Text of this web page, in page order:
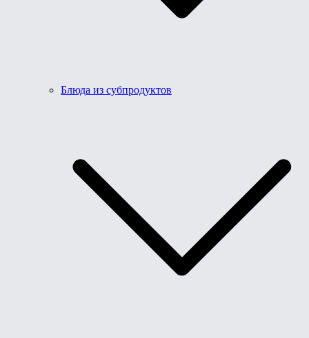
Блюда из субпродуктов